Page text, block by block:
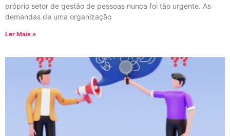
próprio setor de gestão de pessoas nunca foi tão urgente. As
demandas de uma organização
Ler Mais »